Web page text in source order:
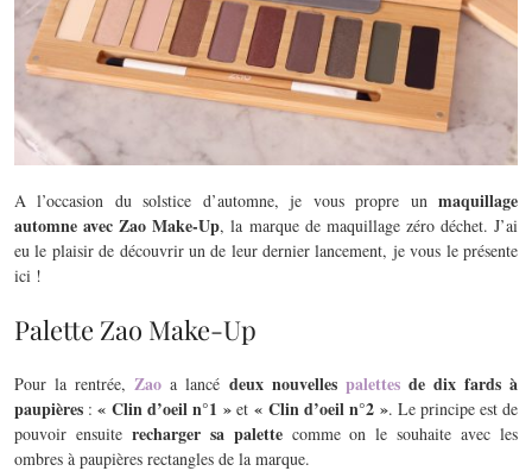
A l’occasion du solstice d’automne, je vous propre un maquillage
automne avec Zao Make-Up, la marque de maquillage zéro déchet. J’ai
eu le plaisir de découvrir un de leur dernier lancement, je vous le présente
ici !
Palette Zao Make-Up
Pour la rentrée,Zao a lancé deux nouvelles palettesde dix fards à
paupières :« Clin d’oeil n°1 » et « Clin d’oeil n°2 ». Le principe est de
pouvoir ensuite recharger sa palettecomme on le souhaite avec les
ombres à paupières rectangles de la marque.